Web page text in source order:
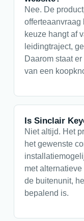
Nee. De
offerteaanvraag
keuze hangt af
leidingtraject,
Daarom staat
van een
Is Sinclair
Niet altijd. Het
het gewenste
met
de buitenunit,
bepalend is.